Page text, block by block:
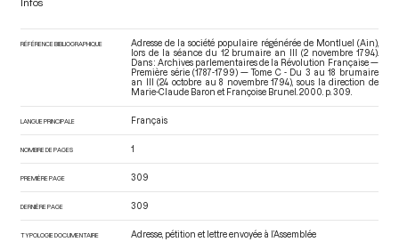
RÉFÉRENCE BIBLIOGRAPHIQUE
Adresse de la société populaire régénérée de Montluel (Ain),
lors de la séance du 12 brumaire an III (2 novembre 1794).
Dans : Archives parlementaires de la Révolution Française —
Première série (1787-1799) — Tome C - Du 3 au 18 brumaire
an III (24 octobre au 8 novembre 1794) , sous la direction de
Marie-Claude Baron et Françoise Brunel. 2000. p. 309.
LANGUE PRINCIPALE Français
NOMBRE DE PAGES 1
PREMIÈRE PAGE 309
DERNIÈRE PAGE 309
TYPOLOGIE DOCUMENTAIRE Adresse, pétition et lettre envoyée à l’Assemblée